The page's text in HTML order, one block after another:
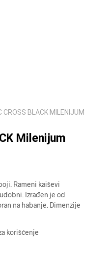
CROSS BLACK MILENIJUM
Milenijum
Rameni kaiševi
Izrađen je od
na habanje. Dimenzije
korišćenje